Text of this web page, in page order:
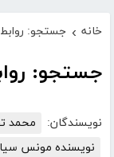
خانه › جستجو:
جستجو:
نویسندگان:
محمد
نویسنده مونس